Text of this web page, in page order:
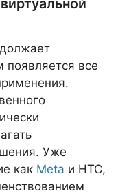
появляется все
Уже
как Meta и HTC,